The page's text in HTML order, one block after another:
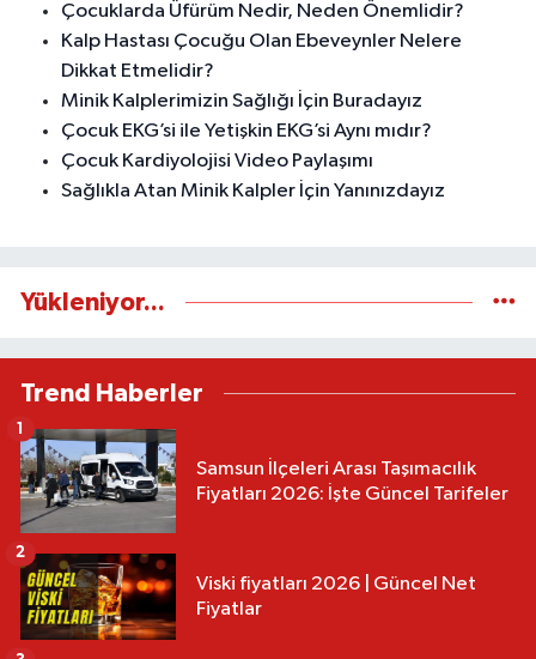
Çocuklarda Üfürüm Nedir, Neden Önemlidir?
Kalp Hastası Çocuğu Olan Ebeveynler Nelere
Dikkat Etmelidir?
Minik Kalplerimizin Sağlığı İçin Buradayız
Çocuk EKG’si ile Yetişkin EKG’si Aynı mıdır?
Çocuk Kardiyolojisi Video Paylaşımı
Sağlıkla Atan Minik Kalpler İçin Yanınızdayız
Yükleniyor...
Trend Haberler
Samsun İlçeleri Arası Taşımacılık
Fiyatları 2026: İşte Güncel Tarifeler
1
Viski fiyatları 2026 | Güncel Net
Fiyatlar
2